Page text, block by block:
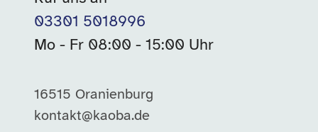
03301 5018996
Mo - Fr 08:00 - 15:00 Uhr
16515 Oranienburg
kontakt@kaoba.de